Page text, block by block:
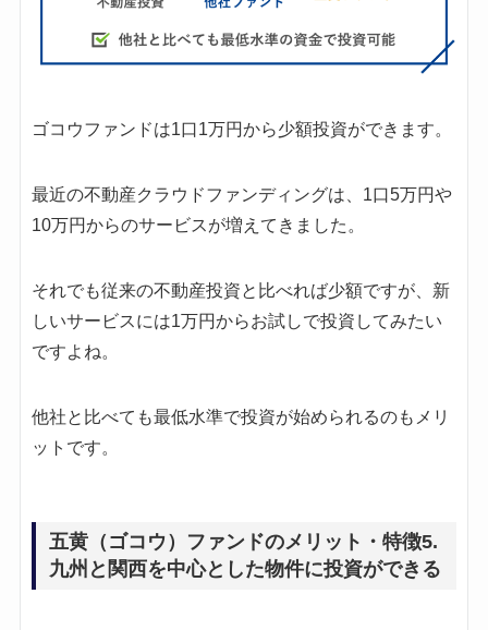
ゴコウファンドは1口1万円から少額投資ができます。
最近の不動産クラウドファンディングは、1口5万円や
10万円からのサービスが増えてきました。
それでも従来の不動産投資と比べれば少額ですが、新
しいサービスには1万円からお試しで投資してみたい
ですよね。
他社と比べても最低水準で投資が始められるのもメリ
ットです。
五黄（ゴコウ）ファンドのメリット・特徴5.
九州と関西を中心とした物件に投資ができる